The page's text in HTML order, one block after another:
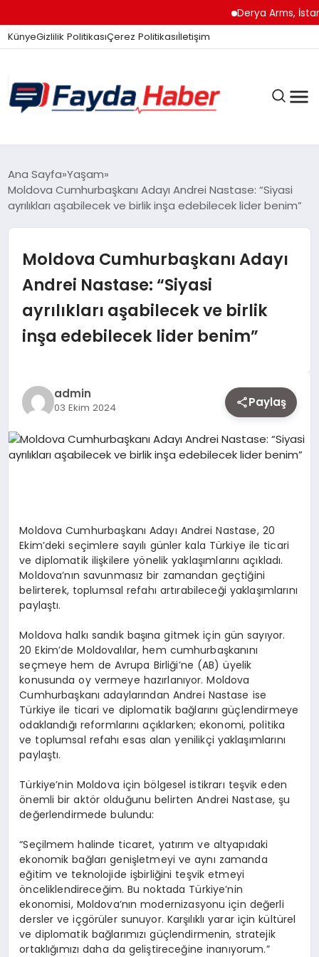
Derya Arms,
KünyeGizlilik PolitikasıÇerez Politikasıİletişim
GÜNDEM
TEKNOLOJI
EKONOMI
SIYASET
MAGAZIN
DÜNYA
SAĞLIK
EĞITIM
Ana Sayfa Yaşam
Moldova Cumhurbaşkanı Adayı Andrei Nastase: “Siyasi
ayrılıkları aşabilecek ve birlik inşa edebilecek lider benim”
Moldova Cumhurbaşkanı Adayı
Andrei Nastase: “Siyasi
ayrılıkları aşabilecek ve birlik
inşa edebilecek lider benim”
admin
03 Ekim 2024 Paylaş
Moldova Cumhurbaşkanı Adayı Andrei Nastase, 20
Ekim’deki seçimlere sayılı günler kala Türkiye ile ticari
ve diplomatik ilişkilere yönelik yaklaşımlarını açıkladı.
Moldova’nın savunmasız bir zamandan geçtiğini
belirterek, toplumsal refahı artırabileceği yaklaşımlarını
paylaştı.
Moldova halkı sandık başına gitmek için gün sayıyor.
20 Ekim’de Moldovalılar, hem cumhurbaşkanını
seçmeye hem de Avrupa Birliği’ne (AB) üyelik
konusunda oy vermeye hazırlanıyor. Moldova
Cumhurbaşkanı adaylarından Andrei Nastase ise
Türkiye ile ticari ve diplomatik bağlarını güçlendirmeye
odaklandığı reformlarını açıklarken; ekonomi, politika
ve toplumsal refahı esas alan yenilikçi yaklaşımlarını
paylaştı.
Türkiye’nin Moldova için bölgesel istikrarı teşvik eden
önemli bir aktör olduğunu belirten Andrei Nastase, şu
değerlendirmede bulundu:
“Seçilmem halinde ticaret, yatırım ve altyapıdaki
ekonomik bağları genişletmeyi ve aynı zamanda
eğitim ve teknolojide işbirliğini teşvik etmeyi
önceliklendireceğim. Bu noktada Türkiye’nin
ekonomisi, Moldova’nın modernizasyonu için değerli
dersler ve içgörüler sunuyor. Karşılıklı yarar için kültürel
ve diplomatik bağlarımızı güçlendirmenin, stratejik
ortaklığımızı daha da geliştireceğine inanıyorum.”